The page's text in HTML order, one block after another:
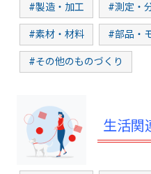
#製造・加工 #測定・
#素材・材料 #部品・
#その他のものづくり
生活関